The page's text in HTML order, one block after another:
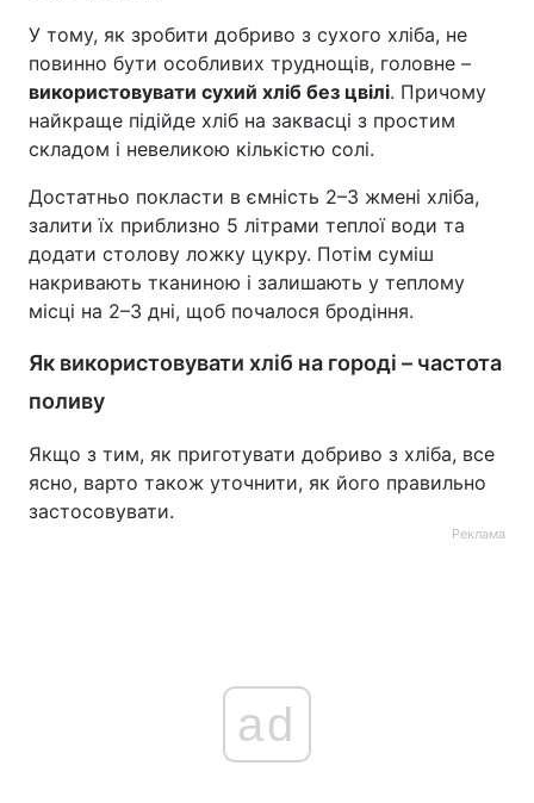
У тому, як зробити добриво з сухого хліба, не
повинно бути особливих труднощів, головне –
використовувати сухий хліб без цвілі. Причому
найкраще підійде хліб на заквасці з простим
складом і невеликою кількістю солі.
Достатньо покласти в ємність 2–3 жмені хліба,
залити їх приблизно 5 літрами теплої води та
додати столову ложку цукру. Потім суміш
накривають тканиною і залишають у теплому
місці на 2–3 дні, щоб почалося бродіння.
Як використовувати хліб на городі – частота
поливу
Якщо з тим, як приготувати добриво з хліба, все
ясно, варто також уточнити, як його правильно
застосовувати.
Реклама
ad